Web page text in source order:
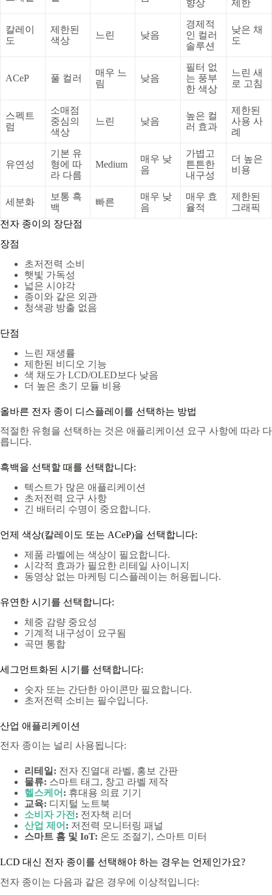
향상 제한
칼레이
도
제한된
색상
느린 낮음
경제적
인 컬러
솔루션
낮은 채
도
ACeP 풀 컬러
매우 느
림
낮음
필터 없
는 풍부
한 색상
느린 새
로 고침
스펙트
럼
소매점
중심의
색상
느린 낮음
높은 컬
러 효과
제한된
사용 사
례
유연성
기본 유
형에 따
라 다름
Medium
매우 낮
음
가볍고
튼튼한
내구성
더 높은
비용
세분화
보통 흑
백
빠른
매우 낮
음
매우 효
율적
제한된
그래픽
전자 종이의 장단점
장점
초저전력 소비
햇빛 가독성
넓은 시야각
종이와 같은 외관
청색광 방출 없음
단점
느린 재생률
제한된 비디오 기능
색 채도가 LCD/OLED보다 낮음
더 높은 초기 모듈 비용
올바른 전자 종이 디스플레이를 선택하는 방법
적절한 유형을 선택하는 것은 애플리케이션 요구 사항에 따라 다
릅니다.
흑백을 선택할 때를 선택합니다:
텍스트가 많은 애플리케이션
초저전력 요구 사항
긴 배터리 수명이 중요합니다.
언제 색상(칼레이도 또는 ACeP)을 선택합니다:
제품 라벨에는 색상이 필요합니다.
시각적 효과가 필요한 리테일 사이니지
동영상 없는 마케팅 디스플레이는 허용됩니다.
유연한 시기를 선택합니다:
체중 감량 중요성
기계적 내구성이 요구됨
곡면 통합
세그먼트화된 시기를 선택합니다:
숫자 또는 간단한 아이콘만 필요합니다.
초저전력 소비는 필수입니다.
산업 애플리케이션
전자 종이는 널리 사용됩니다:
리테일: 전자 진열대 라벨, 홍보 간판
물류: 스마트 태그, 창고 라벨 제작
헬스케어 : 휴대용 의료 기기
교육: 디지털 노트북
소비자 가전: 전자책 리더
산업 제어 : 저전력 모니터링 패널
스마트 홈 및 IoT: 온도 조절기, 스마트 미터
LCD 대신 전자 종이를 선택해야 하는 경우는 언제인가요?
전자 종이는 다음과 같은 경우에 이상적입니다: